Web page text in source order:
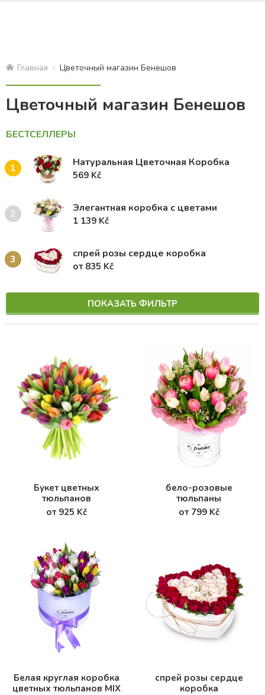
Главная Цветочный магазин Бенешов
Цветочный магазин Бенешов
БЕСТСЕЛЛЕРЫ
1 Натуральная Цветочная Коробка
569 Kč
2 Элегантная коробка с цветами
1 139 Kč
3 спрей розы сердце коробка
от 835 Kč
ПОКАЗАТЬ ФИЛЬТР
Букет цветных
тюльпанов
от 925 Kč
бело-розовые
тюльпаны
от 799 Kč
Белая круглая коробка
цветных тюльпанов MIX
спрей розы сердце
коробка